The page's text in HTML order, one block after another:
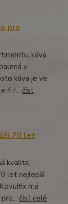
pro
káva
v
káva je ve
4 r... číst
70 let
kvalita,
let nejlepší
má
číst celé